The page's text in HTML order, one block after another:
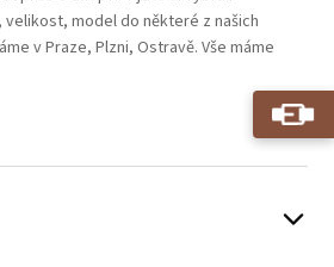
velikost, model do některé z našich
v Praze, Plzni, Ostravě. Vše máme